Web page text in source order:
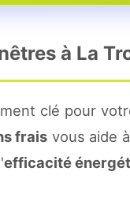
à La
clé pour
frais vous aide
efficacité